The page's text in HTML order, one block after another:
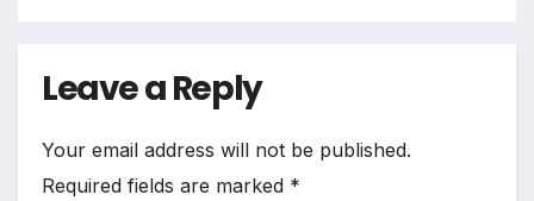
Leave a Reply
Your email address will not be published.
Required fields are marked *